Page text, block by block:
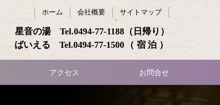
星音の湯 Tel.0494-77-1188 （日帰り）
ばいえる Tel.0494-77-1500 （宿泊）
ホーム 会社概要 サイトマップ
アクセス お問合せ